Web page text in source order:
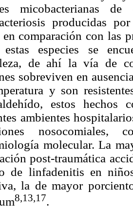
micobacterianas
producidas
en comparación con las
especies se
de ahí la vía de
sobreviven en
y son
estos hechos
ambientes
nosocomiales,
molecular. La
post-traumática
de linfadenitis en
la de mayor
8,13,17.